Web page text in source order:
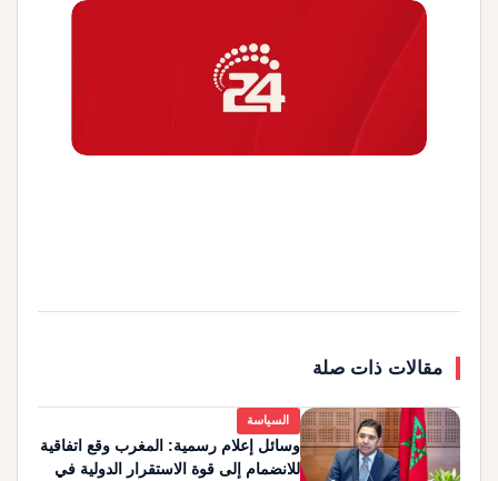
مقالات ذات صلة
السياسة
وسائل إعلام رسمية: المغرب وقع اتفاقية
للانضمام إلى قوة الاستقرار الدولية في